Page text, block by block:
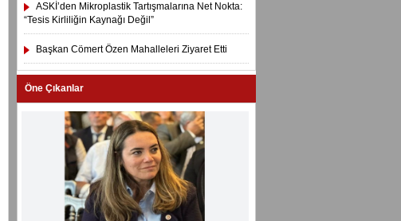
ASKİ’den Mikroplastik Tartışmalarına Net Nokta:
“Tesis Kirliliğin Kaynağı Değil”
Başkan Cömert Özen Mahalleleri Ziyaret Etti
Öne Çıkanlar